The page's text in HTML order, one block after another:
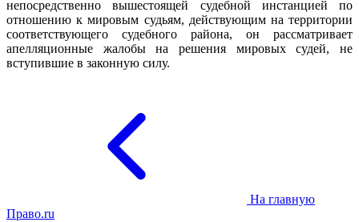
непосредственно вышестоящей судебной инстанцией по
отношению к мировым судьям, действующим на территории
соответствующего судебного района, он рассматривает
апелляционные жалобы на решения мировых судей, не
вступившие в законную силу.
На главную
Право.ru